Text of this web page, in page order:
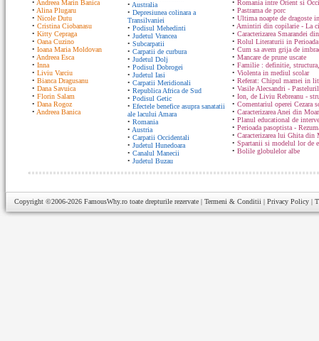
• Andreea Marin Banica
• Alina Plugaru
• Nicole Dutu
• Cristina Ciobanasu
• Kitty Cepraga
• Oana Cuzino
• Ioana Maria Moldovan
• Andreea Esca
• Inna
• Liviu Varciu
• Bianca Dragusanu
• Dana Savuica
• Florin Salam
• Dana Rogoz
• Andreea Banica
• Australia
• Depresiunea colinara a
Transilvaniei
• Podisul Mehedinti
• Judetul Vrancea
• Subcarpatii
• Carpatii de curbura
• Judetul Dolj
• Podisul Dobrogei
• Judetul Iasi
• Carpatii Meridionali
• Republica Africa de Sud
• Podisul Getic
• Efectele benefice asupra sanatatii
ale lacului Amara
• Romania
• Austria
• Carpatii Occidentali
• Judetul Hunedoara
• Canalul Manecii
• Judetul Buzau
• Romania intre Orient si
• Pastrama de porc
• Ultima noapte de dragoste
• Amintiri din copilarie - La
• Caracterizarea Smarandei
• Rolul Literaturii in Perioada
• Cum sa avem grija de
• Mancare de prune uscate
• Familie : definitie,
• Violenta in mediul scolar
• Referat: Chipul mamei in
• Vasile Alecsandri -
• Ion, de Liviu Rebreanu -
• Comentariul operei Cezara
• Caracterizarea Anei din
• Planul educational de
• Perioada pasoptista -
• Caracterizarea lui Ghita din
• Spartanii si modelul lor de
• Bolile globulelor albe
Copyright ©2006-2026 FamousWhy.ro toate drepturile rezervate | Termeni & Conditii | Privacy Policy |